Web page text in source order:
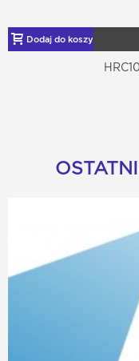
Dodaj do koszyka